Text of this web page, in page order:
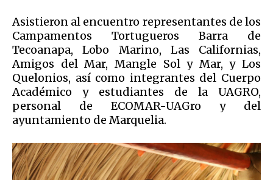
Asistieron al encuentro representantes de los
Campamentos Tortugueros Barra de
Tecoanapa, Lobo Marino, Las Californias,
Amigos del Mar, Mangle Sol y Mar, y Los
Quelonios, así como integrantes del Cuerpo
Académico y estudiantes de la UAGRO,
personal de ECOMAR-UAGro y del
ayuntamiento de Marquelia.